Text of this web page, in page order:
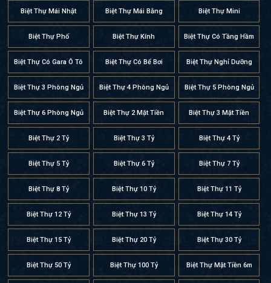
Biệt Thự Mái Nhật Biệt Thự Mái Bằng Biệt Thự Mini
Biệt Thự Phố Biệt Thự Kính Biệt Thự Có Tầng Hầm
Biệt Thự Có Gara Ô Tô Biệt Thự Có Bể Bơi Biệt Thự Nghỉ Dưỡng
Biệt Thự 3 Phòng Ngủ Biệt Thự 4 Phòng Ngủ Biệt Thự 5 Phòng Ngủ
Biệt Thự 6 Phòng Ngủ Biệt Thự 2 Mặt Tiền Biệt Thự 3 Mặt Tiền
Biệt Thự 2 Tỷ Biệt Thự 3 Tỷ Biệt Thự 4 Tỷ
Biệt Thự 5 Tỷ Biệt Thự 6 Tỷ Biệt Thự 7 Tỷ
Biệt Thự 8 Tỷ Biệt Thự 10 Tỷ Biệt Thự 11 Tỷ
Biệt Thự 12 Tỷ Biệt Thự 13 Tỷ Biệt Thự 14 Tỷ
Biệt Thự 15 Tỷ Biệt Thự 20 Tỷ Biệt Thự 30 Tỷ
Biệt Thự 50 Tỷ Biệt Thự 100 Tỷ Biệt Thự Mặt Tiền 6m